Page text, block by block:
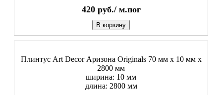
420 руб./ м.пог
В корзину
Плинтус Art Decor Аризона Originals 70 мм х 10 мм х
2800 мм
ширина: 10 мм
длина: 2800 мм